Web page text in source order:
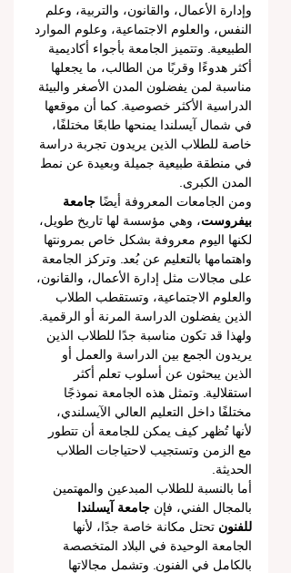
وإدارة الأعمال، والقانون، والتربية، وعلم
النفس، والعلوم الاجتماعية، وعلوم الموارد
الطبيعية. وتتميز الجامعة بأجواء أكاديمية
أكثر هدوءًا وقربًا من الطالب، ما يجعلها
مناسبة لمن يفضلون المدن الأصغر والبيئة
الدراسية الأكثر خصوصية. كما أن موقعها
في شمال آيسلندا يمنحها طابعًا مختلفًا،
خاصة للطلاب الذين يريدون تجربة دراسة
في منطقة طبيعية جميلة وبعيدة عن نمط
المدن الكبرى.
ومن الجامعات المعروفة أيضًا جامعة
بيفروست، وهي مؤسسة لها تاريخ طويل،
لكنها اليوم معروفة بشكل خاص بمرونتها
واهتمامها بالتعليم عن بُعد. وتركز الجامعة
على مجالات مثل إدارة الأعمال، والقانون،
والعلوم الاجتماعية، وتستقطب الطلاب
الذين يفضلون الدراسة المرنة أو الرقمية.
ولهذا قد تكون مناسبة جدًا للطلاب الذين
يريدون الجمع بين الدراسة والعمل أو
الذين يبحثون عن أسلوب تعلم أكثر
استقلالية. وتمثل هذه الجامعة نموذجًا
مختلفًا داخل التعليم العالي الآيسلندي،
لأنها تُظهر كيف يمكن للجامعة أن تتطور
مع الزمن وتستجيب لاحتياجات الطلاب
الحديثة.
أما بالنسبة للطلاب المبدعين والمهتمين
بالمجال الفني، فإن جامعة آيسلندا
للفنون تحتل مكانة خاصة جدًا، لأنها
الجامعة الوحيدة في البلاد المتخصصة
بالكامل في الفنون. وتشمل مجالاتها